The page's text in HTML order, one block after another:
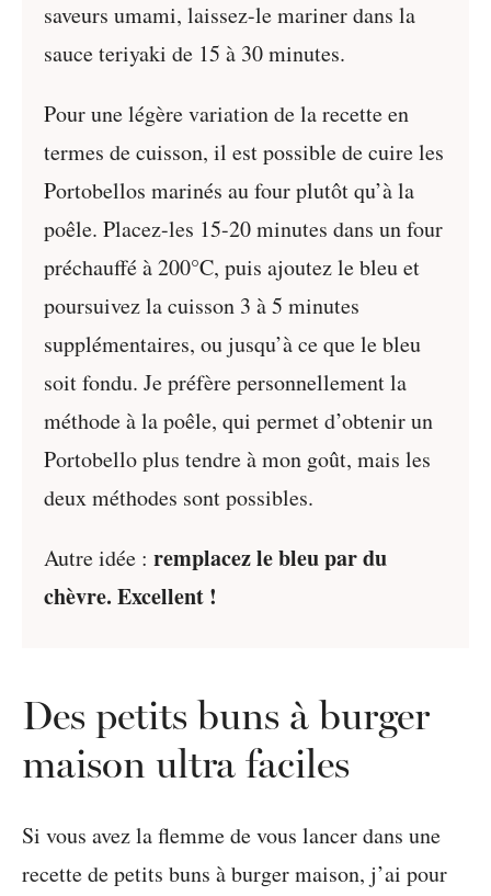
saveurs umami, laissez-le mariner dans la
sauce teriyaki de 15 à 30 minutes.
Pour une légère variation de la recette en
termes de cuisson, il est possible de cuire les
Portobellos marinés au four plutôt qu’à la
poêle. Placez-les 15-20 minutes dans un four
préchauffé à 200°C, puis ajoutez le bleu et
poursuivez la cuisson 3 à 5 minutes
supplémentaires, ou jusqu’à ce que le bleu
soit fondu. Je préfère personnellement la
méthode à la poêle, qui permet d’obtenir un
Portobello plus tendre à mon goût, mais les
deux méthodes sont possibles.
Autre idée : remplacez le bleu par du
chèvre. Excellent !
Des petits buns à burger
maison ultra faciles
Si vous avez la flemme de vous lancer dans une
recette de petits buns à burger maison, j’ai pour